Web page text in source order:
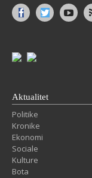
Aktualitet
Politike
Kronike
Ekonomi
Sociale
Kulture
Bota